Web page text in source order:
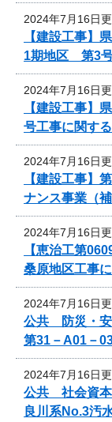
2024年7月16日
【建設工事】
1期地区 第3号
2024年7月16日
【建設工事
号工事に関す
2024年7月16日
【建設工事
ナンス事業（
2024年7月16日
【恵治工第
桑原地区工事
2024年7月16日
公共 防災・安
第31－A01－
2024年7月16日
公共 社会資本
良川系No.3汚